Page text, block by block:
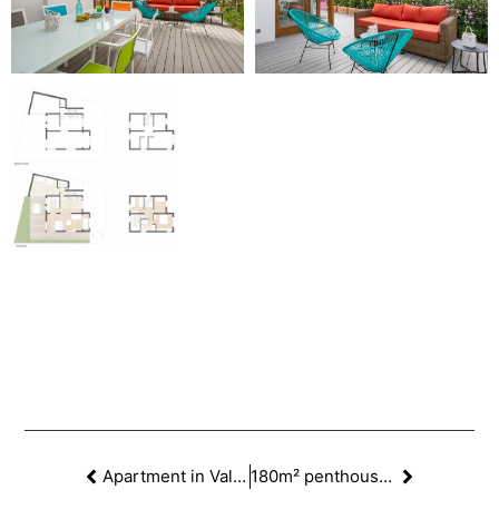
Apartment in Valencia St, Barcelona 180m² penthouse in Balmes St., Barcelona